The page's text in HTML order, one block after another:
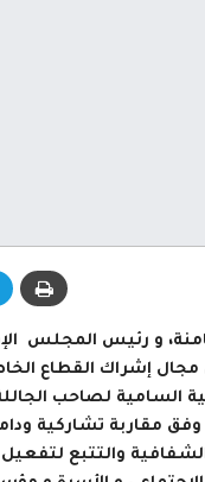
مجال إشراك القطاع
السامية لصاحب
وفق مقاربة تشاركية
والتتبع لتفعيل